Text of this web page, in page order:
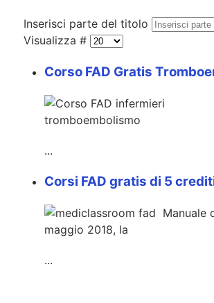
Inserisci parte del titolo
Visualizza #
Corso FAD Gratis
...
Corsi FAD gratis di 5
Manuale
maggio 2018, la
...